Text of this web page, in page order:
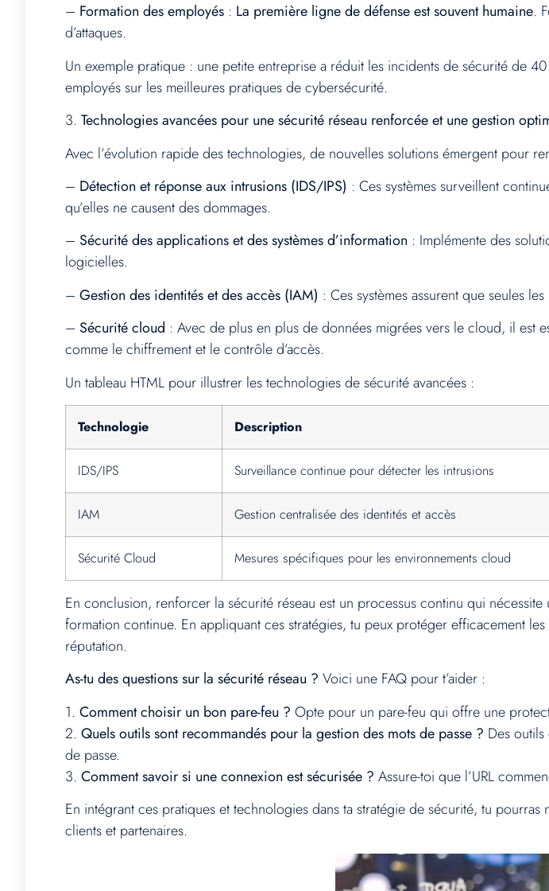
– Formation des employés : La première ligne de défense est souvent humaine.
d’attaques.
Un exemple pratique : une petite entreprise a réduit les incidents de sécurité de
employés sur les meilleures pratiques de cybersécurité.
3. Technologies avancées pour une sécurité réseau renforcée et une gestion
Avec l’évolution rapide des technologies, de nouvelles solutions émergent pour
– Détection et réponse aux intrusions (IDS/IPS) : Ces systèmes surveillent
qu’elles ne causent des dommages.
– Sécurité des applications et des systèmes d’information : Implémente des
logicielles.
– Gestion des identités et des accès (IAM) : Ces systèmes assurent que seules
– Sécurité cloud : Avec de plus en plus de données migrées vers le cloud, il est
comme le chiffrement et le contrôle d’accès.
Un tableau HTML pour illustrer les technologies de sécurité avancées :
Technologie Description
IDS/IPS Surveillance continue pour détecter les intrusions
IAM Gestion centralisée des identités et accès
Sécurité Cloud Mesures spécifiques pour les environnements cloud
En conclusion, renforcer la sécurité réseau est un processus continu qui
formation continue. En appliquant ces stratégies, tu peux protéger efficacement
réputation.
As-tu des questions sur la sécurité réseau ? Voici une FAQ pour t’aider :
1. Comment choisir un bon pare-feu ? Opte pour un pare-feu qui offre une
2. Quels outils sont recommandés pour la gestion des mots de passe ? Des
de passe.
3. Comment savoir si une connexion est sécurisée ? Assure-toi que l’URL
En intégrant ces pratiques et technologies dans ta stratégie de sécurité, tu
clients et partenaires.